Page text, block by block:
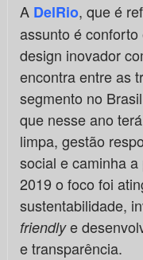
A DelRio, que é
assunto é
design inovador
encontra entre as
segmento no
que nesse ano
limpa, gestão
social e caminha
2019 o foco foi
sustentabilidade,
friendlye
e transparência.